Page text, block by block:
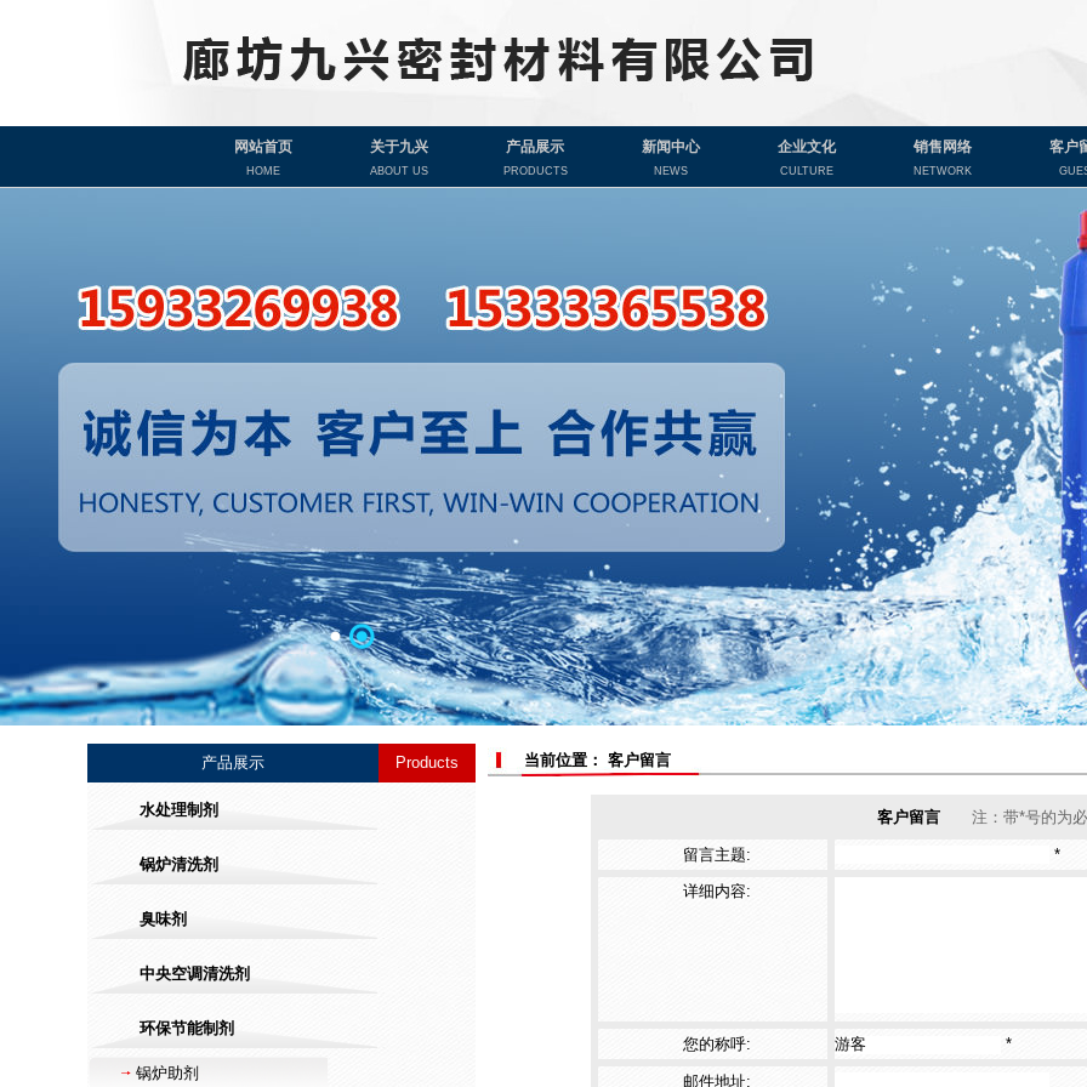
网站首页
HOME
关于九兴
ABOUT US
产品展示
PRODUCTS
新闻中心
NEWS
企业文化
CULTURE
销售网络
NETWORK
客户
产品展示 Products
水处理制剂
锅炉清洗剂
臭味剂
中央空调清洗剂
环保节能制剂
锅炉助剂
当前位置： 客户留言
客户留言 注：带*号的为必
留言主题:
*
详细内容:
您的称呼: *
邮件地址: